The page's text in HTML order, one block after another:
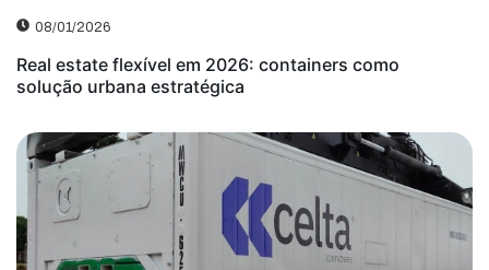
08/01/2026
Real estate flexível em 2026: containers como
solução urbana estratégica